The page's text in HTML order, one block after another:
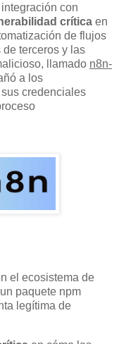
con
crítica en
de flujos
terceros y las
llamado n8n-
a los
credenciales
el ecosistema de
paquete npm
legítima de